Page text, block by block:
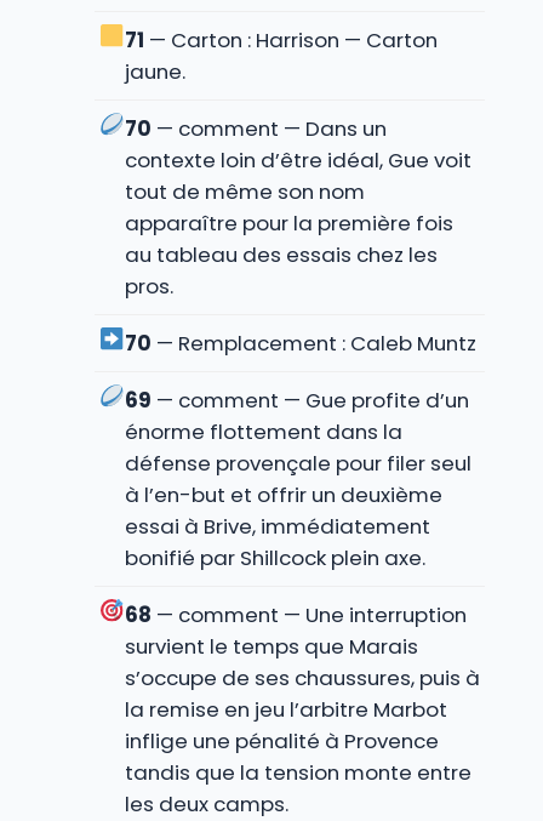
71 — Carton : Harrison — Carton
jaune.
70 — comment — Dans un
contexte loin d’être idéal, Gue voit
tout de même son nom
apparaître pour la première fois
au tableau des essais chez les
pros.
70 — Remplacement : Caleb Muntz
69 — comment — Gue profite d’un
énorme flottement dans la
défense provençale pour filer seul
à l’en-but et offrir un deuxième
essai à Brive, immédiatement
bonifié par Shillcock plein axe.
68 — comment — Une interruption
survient le temps que Marais
s’occupe de ses chaussures, puis à
la remise en jeu l’arbitre Marbot
inflige une pénalité à Provence
tandis que la tension monte entre
les deux camps.